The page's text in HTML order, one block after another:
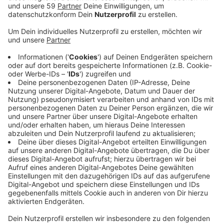
Im Mai 2019 waren dort A-Jugendkicker und
Zuschauer der Sportfreunde Neersbroich und des
Türkisch-Deutschen Freundschaftsvereins Viersen
aneinandergeraten. Der Prozess gerät immer wieder
ins Stocken. Mal fehlen Zeugen, mal die Angeklagten
– im Prozess um die Fußball-Randale von Neersbroich
geht es kaum vorwärts. Am Dienstag sollen Zeugen
von der Polizei vorgeführt werden, weil sie zuletzt
unentschuldigt gefehlt hatten. Trotzdem soll der
Prozess noch nicht zu Ende gehen. Das Gericht hat
vorsorglich für Ende Juni und Mitte Juli weitere
Verhandlungstage angesetzt. Die angeklagten Spieler
des Türkisch-Deutschen Freundschaftsvereins waren
vom Fußballverband wegen ihrer Randale lange Zeit